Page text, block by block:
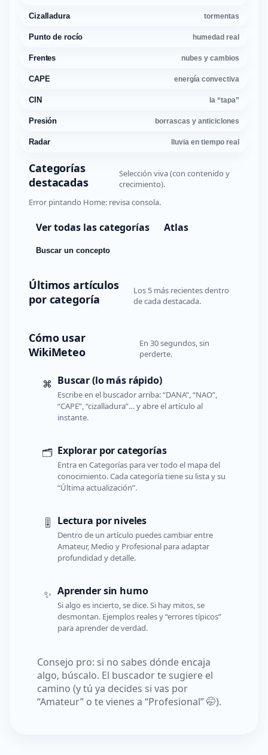
Cizalladura tormentas
Punto de rocío humedad real
Frentes nubes y cambios
CAPE energía convectiva
CIN la “tapa”
Presión borrascas y anticiclones
Radar lluvia en tiempo real
Categorías
destacadas
Selección viva (con contenido y
crecimiento).
Error pintando Home: revisa consola.
Ver todas las categorías Atlas
Buscar un concepto
Últimos artículos
por categoría
Los 5 más recientes dentro
de cada destacada.
Cómo usar
WikiMeteo
En 30 segundos, sin
perderte.
⌘ Buscar (lo más rápido)
Escribe en el buscador arriba: “DANA”, “NAO”,
“CAPE”, “cizalladura”… y abre el artículo al
instante.
🗂️ Explorar por categorías
Entra en Categorías para ver todo el mapa del
conocimiento. Cada categoría tiene su lista y su
“Última actualización”.
🎚️ Lectura por niveles
Dentro de un artículo puedes cambiar entre
Amateur, Medio y Profesional para adaptar
profundidad y detalle.
✨ Aprender sin humo
Si algo es incierto, se dice. Si hay mitos, se
desmontan. Ejemplos reales y “errores típicos”
para aprender de verdad.
Consejo pro: si no sabes dónde encaja
algo, búscalo. El buscador te sugiere el
camino (y tú ya decides si vas por
“Amateur” o te vienes a “Profesional” 🤭).